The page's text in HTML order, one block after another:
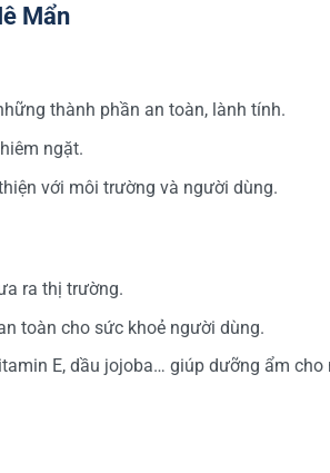
Mẩn
thành phần an toàn, lành tính.
ngặt.
với môi trường và người dùng.
ra thị trường.
toàn cho sức khoẻ người dùng.
E, dầu jojoba… giúp dưỡng ẩm cho